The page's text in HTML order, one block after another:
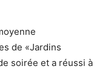
de «Jardins
soirée et a réussi à